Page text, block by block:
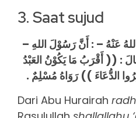
3. Saat sujud
عَنْهُ – : أَنَّ رَسُوْلَ اللهِ –
: (( أَقْرَبُ مَا يَكُوْنُ العَبْدُ
الدُّعَاءَ )) رَوَاهُ مُسْلِمٌ .
Dari Abu Hurairah